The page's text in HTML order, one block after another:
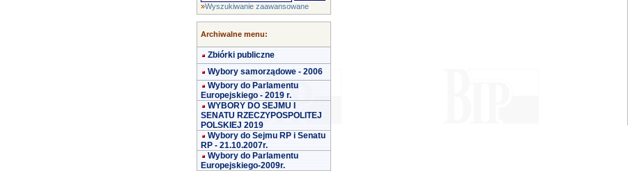
»Wyszukiwanie zaawansowane
Archiwalne menu:
Zbiórki publiczne
Wybory samorządowe - 2006
Wybory do Parlamentu
Europejskiego - 2019 r.
WYBORY DO SEJMU I
SENATU RZECZYPOSPOLITEJ
POLSKIEJ 2019
Wybory do Sejmu RP i Senatu
RP - 21.10.2007r.
Wybory do Parlamentu
Europejskiego-2009r.